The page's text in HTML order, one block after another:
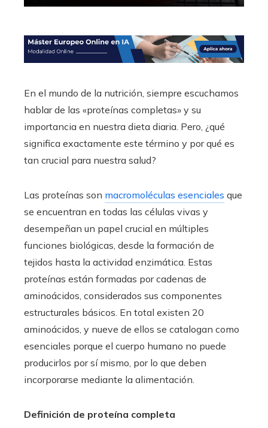
En el mundo de la nutrición, siempre escuchamos
hablar de las «proteínas completas» y su
importancia en nuestra dieta diaria. Pero, ¿qué
significa exactamente este término y por qué es
tan crucial para nuestra salud?
Las proteínas son macromoléculas esenciales que
se encuentran en todas las células vivas y
desempeñan un papel crucial en múltiples
funciones biológicas, desde la formación de
tejidos hasta la actividad enzimática. Estas
proteínas están formadas por cadenas de
aminoácidos, considerados sus componentes
estructurales básicos. En total existen 20
aminoácidos, y nueve de ellos se catalogan como
esenciales porque el cuerpo humano no puede
producirlos por sí mismo, por lo que deben
incorporarse mediante la alimentación.
Definición de proteína completa